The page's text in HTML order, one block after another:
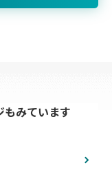
もみています